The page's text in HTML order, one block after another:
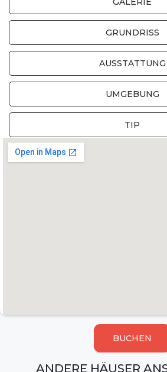
GRUNDRISS
AUSSTATTUNG
UMGEBUNG
TIP
BUCHEN
ANDERE HÄUSER